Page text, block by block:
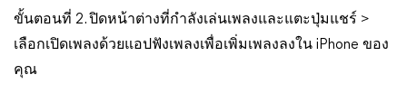
ขั้นตอนที่ 2. ปิดหน้าต่างที่กำลังเล่นเพลงและแตะปุ่มแชร์ >
เลือกเปิดเพลงด้วยแอปฟังเพลงเพื่อเพิ่มเพลงลงใน iPhone ของ
คุณ